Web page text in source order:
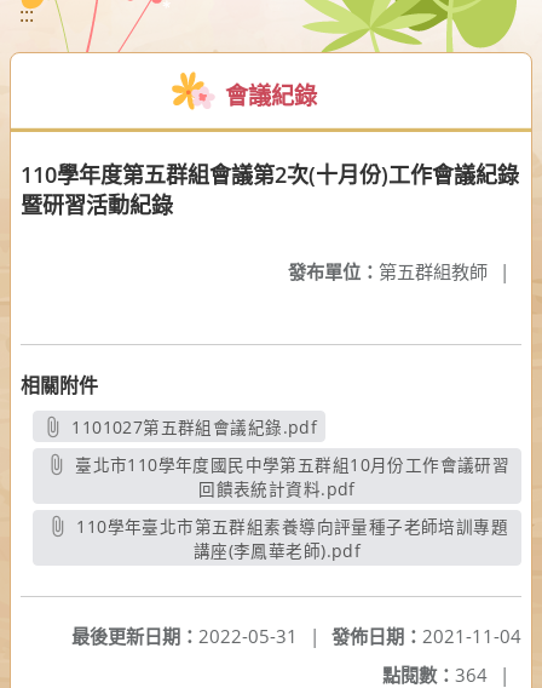
:::
會議紀錄
110學年度第五群組會議第2次(十月份)工作會議紀錄
暨研習活動紀錄
發布單位： 第五群組教師 |
相關附件
1101027第五群組會議紀錄.pdf
另開新視窗
回饋表統計資料.pdf另開新視窗
講座(李鳳華老師).pdf另開新視窗
發佈日期： 2021-11-04
最後更新日期： 2022-05-31
|
點閱數： 364 |